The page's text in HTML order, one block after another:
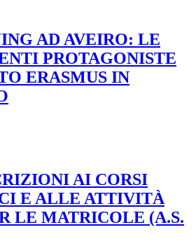
AD AVEIRO: LE
PROTAGONISTE
ERASMUS IN
AI CORSI
E ALLE ATTIVITÀ
LE MATRICOLE (A.S.